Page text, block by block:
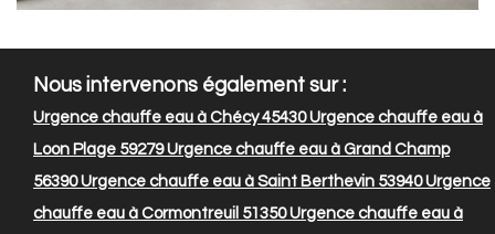
Nous intervenons également sur :
Urgence chauffe eau à Chécy 45430Urgence chauffe eau à
Loon Plage 59279Urgence chauffe eau à Grand Champ
56390Urgence chauffe eau à Saint Berthevin 53940Urgence
chauffe eau à Cormontreuil 51350Urgence chauffe eau à